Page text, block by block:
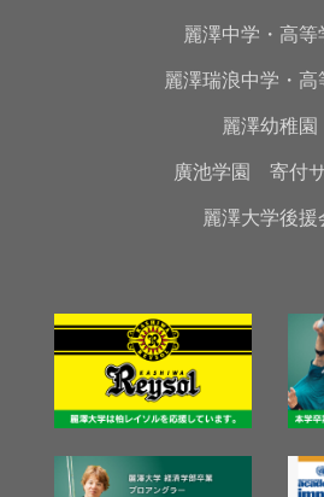
麗澤中学・高等
麗澤瑞浪中学・高
麗澤幼稚園
廣池学園 寄付
麗澤大学後援